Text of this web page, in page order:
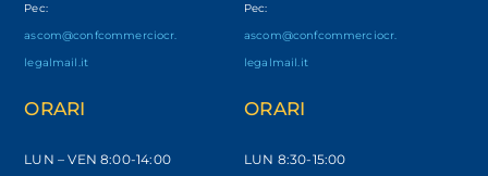
Pec:
ascom@confcommerciocr.
legalmail.it
ORARI
LUN – VEN8:00-14:00
Pec:
ascom@confcommerciocr.
legalmail.it
ORARI
LUN 8:30-15:00